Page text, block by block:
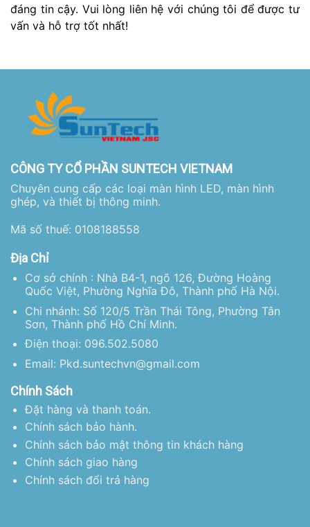
đáng tin cậy. Vui lòng liên hệ với chúng tôi để được tư
vấn và hỗ trợ tốt nhất!
CÔNG TY CỔ PHẦN SUNTECH VIETNAM
Chuyên cung cấp các loại màn hình LED, màn hình
ghép, và thiết bị thông minh.
Mã số thuế: 0108188558
Địa Chỉ
Cơ sở chính : Nhà B4-1, ngõ 126, Đường Hoàng
Quốc Việt, Phường Nghĩa Đô, Thành phố Hà Nội.
Chi nhánh: Số 120/5 Trần Thái Tông, Phường Tân
Sơn, Thành phố Hồ Chí Minh.
Điện thoại: 096.502.5080
Email: Pkd.suntechvn@gmail.com
Chính Sách
Đặt hàng và thanh toán.
Chính sách bảo hành.
Chính sách bảo mật thông tin khách hàng
Chính sách giao hàng
Chính sách đổi trả hàng